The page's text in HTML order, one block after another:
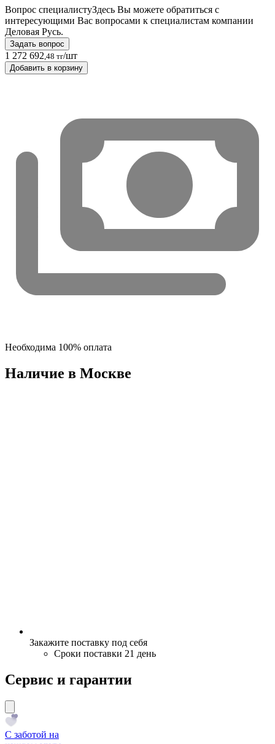
Вопрос специалистуЗдесь Вы можете обратиться с
интересующими Вас вопросами к специалистам компании
Деловая Русь.
Задать вопрос
1 272 692,48 тг/шт
Добавить в корзину
Необходима 100% оплата
Наличие в Москвe
Закажите поставку под себя
Сроки поставки 21 день
Сервис и гарантии
С заботой на